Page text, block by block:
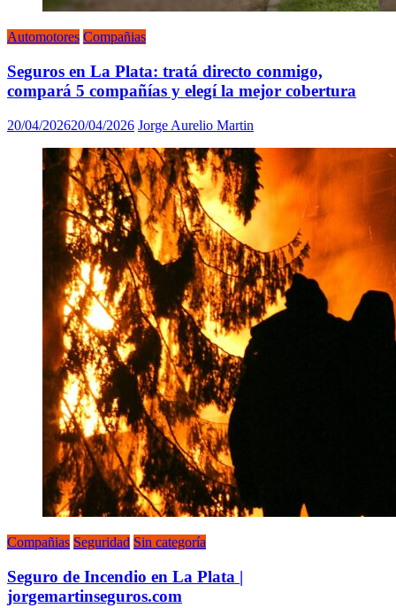
Automotores Compañias
Seguros en La Plata: tratá directo conmigo,
compará 5 compañías y elegí la mejor cobertura
20/04/202620/04/2026 Jorge Aurelio Martin
Compañias Seguridad Sin categoría
Seguro de Incendio en La Plata |
jorgemartinseguros.com